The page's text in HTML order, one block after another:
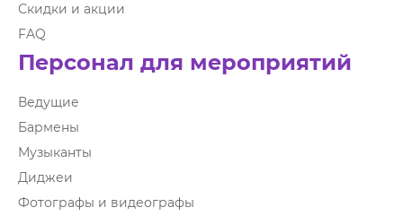
Скидки и акции
FAQ
Персонал для мероприятий
Ведущие
Бармены
Музыканты
Диджеи
Фотографы и видеографы